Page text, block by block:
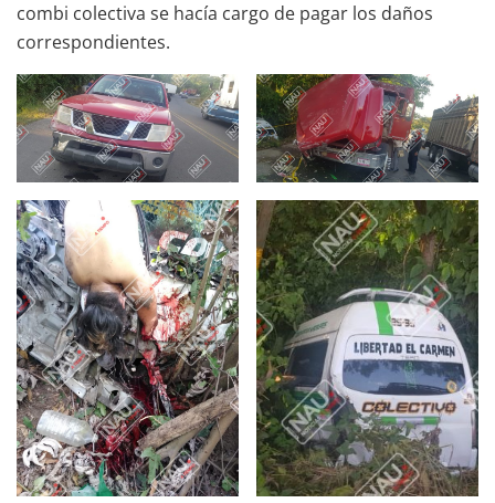
combi colectiva se hacía cargo de pagar los daños
correspondientes.